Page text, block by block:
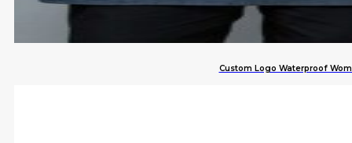
Custom Logo Waterproof